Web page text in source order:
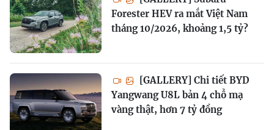
Forester HEV ra mắt Việt Nam
tháng 10/2026, khoảng 1,5 tỷ?
[GALLERY] Chi tiết BYD
Yangwang U8L bản 4 chỗ mạ
vàng thật, hơn 7 tỷ đồng